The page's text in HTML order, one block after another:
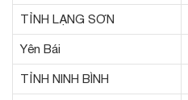
TỈNH LẠNG SƠN
Yên Bái
TỈNH NINH BÌNH